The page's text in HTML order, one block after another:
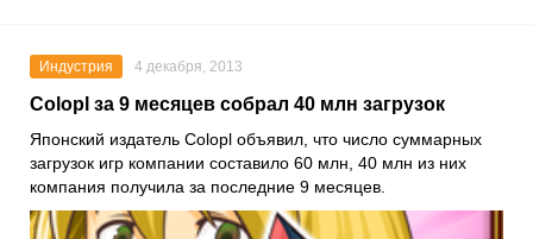
Индустрия 4 декабря, 2013
Colopl за 9 месяцев собрал 40 млн загрузок
Японский издатель Colopl объявил, что число суммарных
загрузок игр компании составило 60 млн, 40 млн из них
компания получила за последние 9 месяцев.